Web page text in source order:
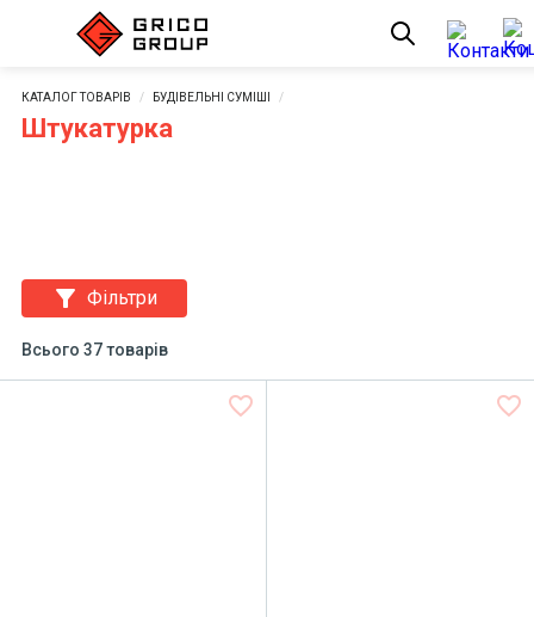
КАТАЛОГ ТОВАРІВ БУДІВЕЛЬНІ СУМІШІ
Штукатурка
filter_alt Фільтри
Всього 37 товарів
favorite_border favorite_border